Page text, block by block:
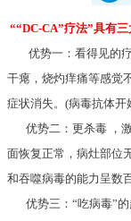
““DC-CA”疗法”具有三
优势一：看得见的疗
干瘪，烧灼痒痛等感觉
症状消失。(病毒抗体开
优势二：更杀毒 ，激
面恢复正常，病灶部位
和吞噬病毒的能力呈数
优势三：“吃病毒”的